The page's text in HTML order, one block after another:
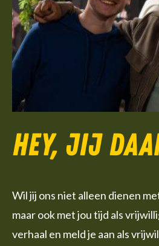
Hey, jij
Wil jij ons niet alleen dienen
maar ook met jou tijd als
verhaal en meld je aan als